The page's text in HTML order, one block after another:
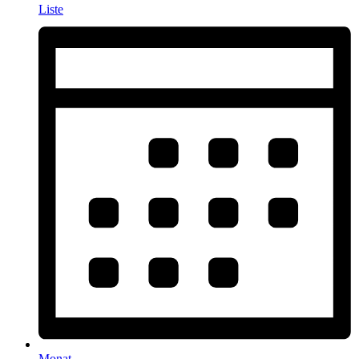
Liste